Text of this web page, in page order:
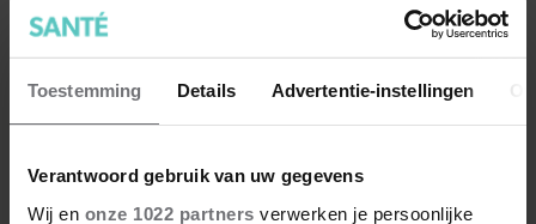
Toestemming Details Advertentie-instellingen
Verantwoord gebruik van uw gegevens
Wij en onze 1022 partners verwerken je persoonlijke